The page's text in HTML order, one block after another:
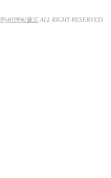
)비앤씨월드 ALL RIGHT RESERVED.